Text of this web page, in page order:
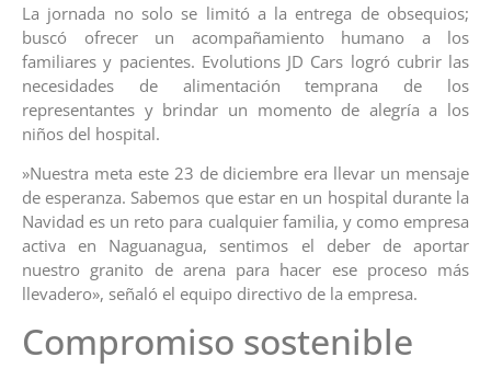
La jornada no solo se limitó a la entrega de obsequios;
buscó ofrecer un acompañamiento humano a los
familiares y pacientes. Evolutions JD Cars logró cubrir las
necesidades de alimentación temprana de los
representantes y brindar un momento de alegría a los
niños del hospital.
​»Nuestra meta este 23 de diciembre era llevar un mensaje
de esperanza. Sabemos que estar en un hospital durante la
Navidad es un reto para cualquier familia, y como empresa
activa en Naguanagua, sentimos el deber de aportar
nuestro granito de arena para hacer ese proceso más
llevadero», señaló el equipo directivo de la empresa.
​Compromiso sostenible